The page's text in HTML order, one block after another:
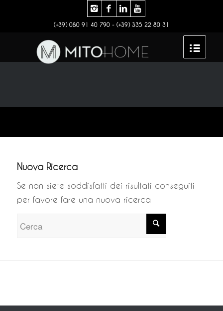
(+39) 080 91 40 790 - (+39) 335 22 80 31
Nuova Ricerca
Se non siete soddisfatti dei risultati conseguiti
per favore fare una nuova ricerca